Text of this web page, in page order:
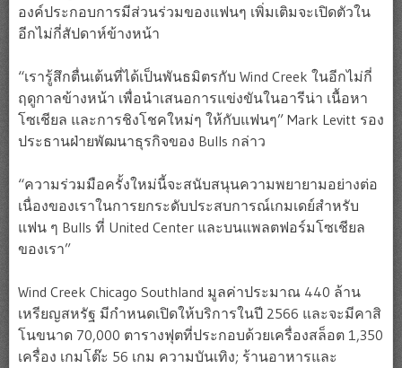
องค์ประกอบการมีส่วนร่วมของแฟนๆ เพิ่มเติมจะเปิดตัวใน
อีกไม่กี่สัปดาห์ข้างหน้า
“เรารู้สึกตื่นเต้นที่ได้เป็นพันธมิตรกับ Wind Creek ในอีกไม่กี่
ฤดูกาลข้างหน้า เพื่อนำเสนอการแข่งขันในอารีน่า เนื้อหา
โซเชียล และการชิงโชคใหม่ๆ ให้กับแฟนๆ” Mark Levitt รอง
ประธานฝ่ายพัฒนาธุรกิจของ Bulls กล่าว
“ความร่วมมือครั้งใหม่นี้จะสนับสนุนความพยายามอย่างต่อ
เนื่องของเราในการยกระดับประสบการณ์เกมเดย์สำหรับ
แฟน ๆ Bulls ที่ United Center และบนแพลตฟอร์มโซเชียล
ของเรา”
Wind Creek Chicago Southland มูลค่าประมาณ 440 ล้าน
เหรียญสหรัฐ มีกำหนดเปิดให้บริการในปี 2566 และจะมีคาสิ
โนขนาด 70,000 ตารางฟุตที่ประกอบด้วยเครื่องสล็อต 1,350
เครื่อง เกมโต๊ะ 56 เกม ความบันเทิง; ร้านอาหารและ